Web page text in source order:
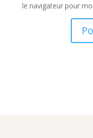
le navigateur pour